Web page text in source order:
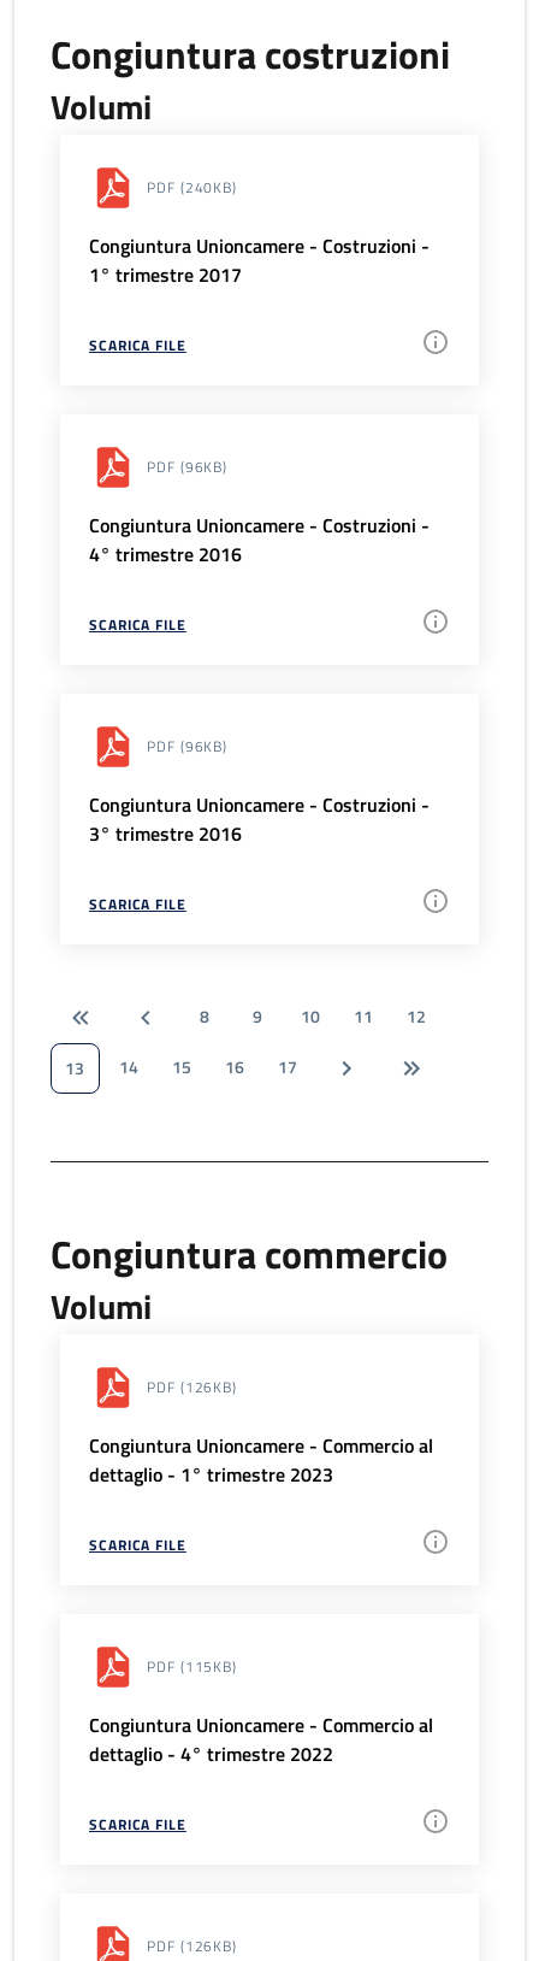
Congiuntura costruzioni
Volumi
PDF (240KB)
Congiuntura Unioncamere - Costruzioni -
1° trimestre 2017
SCARICA FILE
PDF (96KB)
Congiuntura Unioncamere - Costruzioni -
4° trimestre 2016
SCARICA FILE
PDF (96KB)
Congiuntura Unioncamere - Costruzioni -
3° trimestre 2016
SCARICA FILE
8 9 10 11
12
13
14 15 16 17
Congiuntura commercio
Volumi
PDF (126KB)
Congiuntura Unioncamere - Commercio al
dettaglio - 1° trimestre 2023
SCARICA FILE
PDF (115KB)
Congiuntura Unioncamere - Commercio al
dettaglio - 4° trimestre 2022
SCARICA FILE
PDF (126KB)